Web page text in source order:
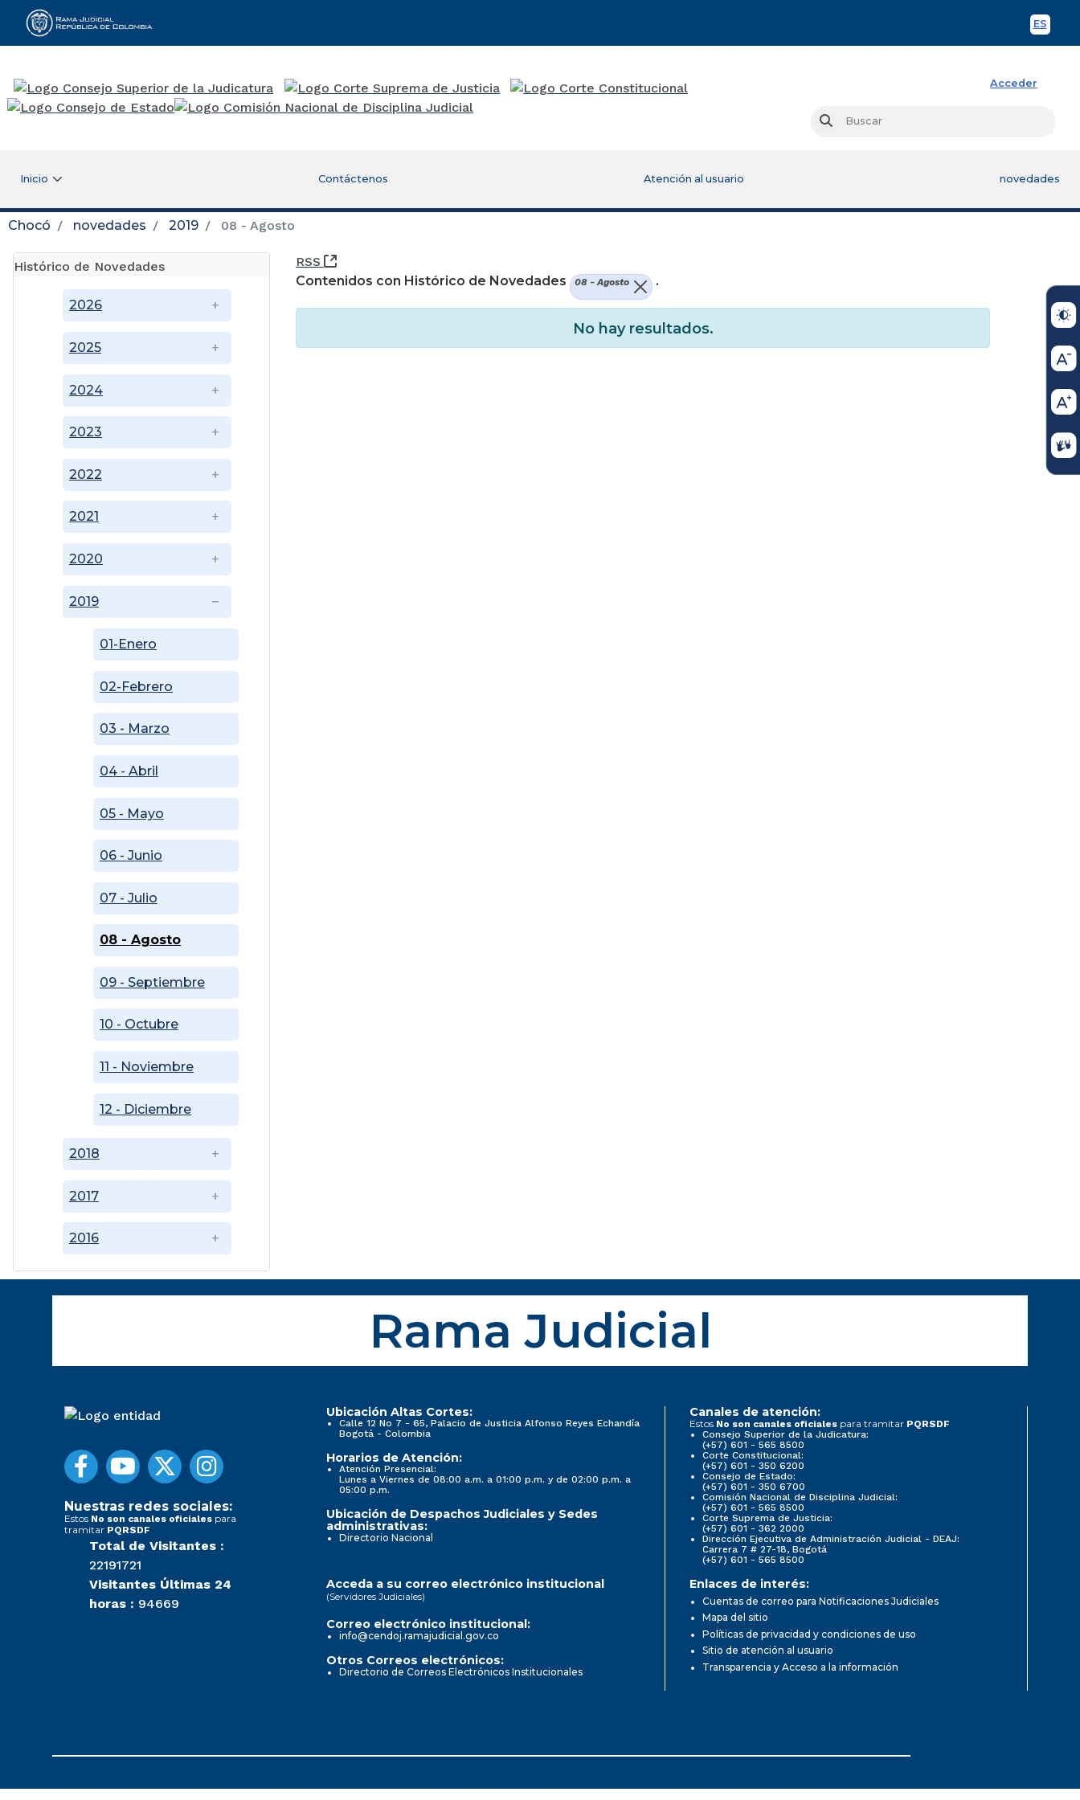
ES
Rama Judicial
Acceder
Buscar
Inicio Contáctenos Atención al usuario novedades
Chocó novedades 2019 08 - Agosto
Histórico de Novedades
2016
2017
2018
2019
01-Enero
02-Febrero
03 - Marzo
04 - Abril
05 - Mayo
06 - Junio
07 - Julio
08 - Agosto
09 - Septiembre
10 - Octubre
11 - Noviembre
12 - Diciembre
2020
2021
2022
2023
2024
2025
2026
RSS
(Abre una nueva ventana)
Contenidos con Histórico de Novedades
08 - Agosto .
No hay resultados.
Rama Judicial
Nuestras redes sociales:
Estos No son canales oficiales para
tramitar PQRSDF
Total de Visitantes :
22191721
Visitantes Últimas 24
horas : 94669
Ubicación Altas Cortes:
Calle 12 No 7 - 65, Palacio de Justicia Alfonso Reyes Echandía
Bogotá - Colombia
Horarios de Atención:
Atención Presencial:
Lunes a Viernes de 08:00 a.m. a 01:00 p.m. y de 02:00 p.m. a
05:00 p.m.
Ubicación de Despachos Judiciales y Sedes
administrativas:
Directorio Nacional
Canales de atención:
Estos No son canales oficiales para tramitar PQRSDF
Consejo Superior de la Judicatura:
(+57) 601 - 565 8500
Corte Constitucional:
(+57) 601 - 350 6200
Consejo de Estado:
(+57) 601 - 350 6700
Comisión Nacional de Disciplina Judicial:
(+57) 601 - 565 8500
Corte Suprema de Justicia:
(+57) 601 - 362 2000
Dirección Ejecutiva de Administración Judicial - DEAJ:
Carrera 7 # 27-18, Bogotá
(+57) 601 - 565 8500
Acceda a su correo electrónico institucional
(Servidores Judiciales)
Correo electrónico institucional:
info@cendoj.ramajudicial.gov.co
Otros Correos electrónicos:
Directorio de Correos Electrónicos Institucionales
Enlaces de interés:
Cuentas de correo para Notificaciones Judiciales
Mapa del sitio
Políticas de privacidad y condiciones de uso
Sitio de atención al usuario
Transparencia y Acceso a la información